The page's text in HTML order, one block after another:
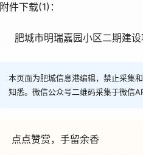
附件下载(1)：
肥城市明瑞嘉园小区二期建设
本页面为肥城信息港编辑，禁止采集
知悉。微信公众号二维码采集于微信
点点赞赏，手留余香